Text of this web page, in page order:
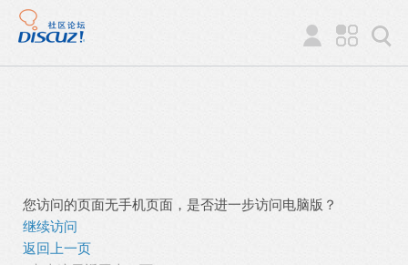
您访问的页面无手机页面，是否进一步访问电脑版？
继续访问
返回上一页